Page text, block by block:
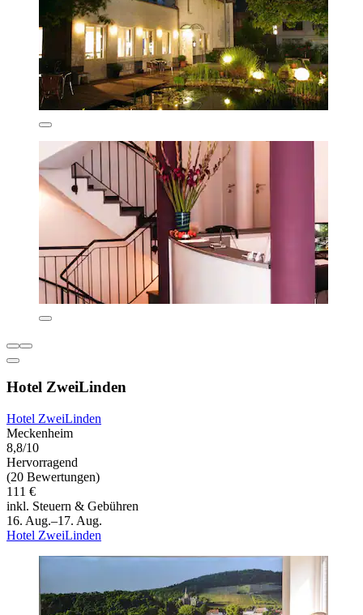
Hotel ZweiLinden
Hotel ZweiLinden
Meckenheim
8,8/10
Hervorragend
(20 Bewertungen)
111 €
inkl. Steuern & Gebühren
16. Aug.–17. Aug.
Hotel ZweiLinden